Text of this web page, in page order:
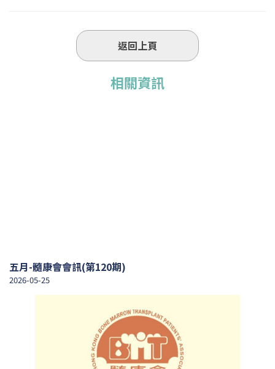
返回上頁
相關資訊
五月-髓康會會訊(第120期)
2026-05-25